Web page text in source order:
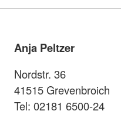
Anja Peltzer
Nordstr. 36
41515 Grevenbroich
Tel: 02181 6500-24